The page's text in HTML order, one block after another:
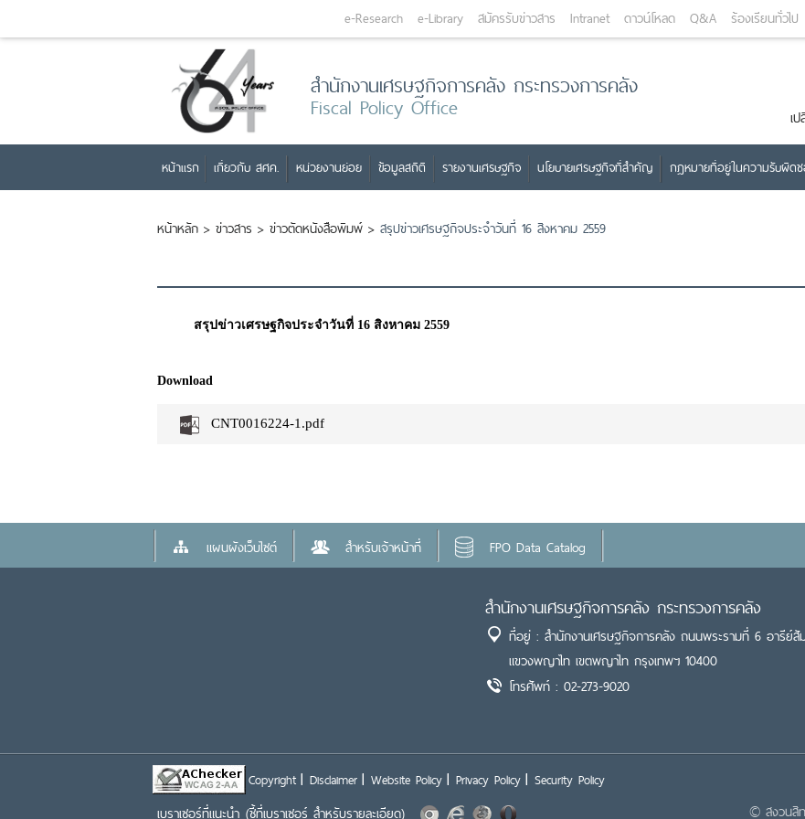
e-Research e-Library สมัครรับข่าวสาร Intranet ดาวน์โหลด Q&A ร้องเรียนทั่วไป
สำนักงานเศรษฐกิจการคลัง กระทรวงการคลัง
Fiscal Policy Office เ
หน้าแรก เกี่ยวกับ สศค. หน่วยงานย่อย ข้อมูลสถิติ รายงานเศรษฐกิจ นโยบายเศรษฐกิจที่สำคัญ กฎหมายที่อยู่ในความรับผิด
หน้าหลัก > ข่าวสาร > ข่าวตัดหนังสือพิมพ์ > สรุปข่าวเศรษฐกิจประจำวันที่ 16 สิงหาคม 2559
สรุปข่าวเศรษฐกิจประจำวันที่ 16 สิงหาคม 2559
Download
CNT0016224-1.pdf
แผนผังเว็บไซต์ สำหรับเจ้าหน้าที่ FPO Data Catalog
สำนักงานเศรษฐกิจการคลัง กระทรวงการคลัง
ที่อยู่ : สำนักงานเศรษฐกิจการคลัง ถนนพระรามที่ 6 อารีย์
แขวงพญาไท เขตพญาไท กรุงเทพฯ 10400
โทรศัพท์ : 02-273-9020
Copyright Disclaimer Website Policy Privacy Policy Security Policy
เบราเซอร์ที่แนะนำ (ชี้ที่เบราเซอร์ สำหรับรายละเอียด) © สงวนสิท